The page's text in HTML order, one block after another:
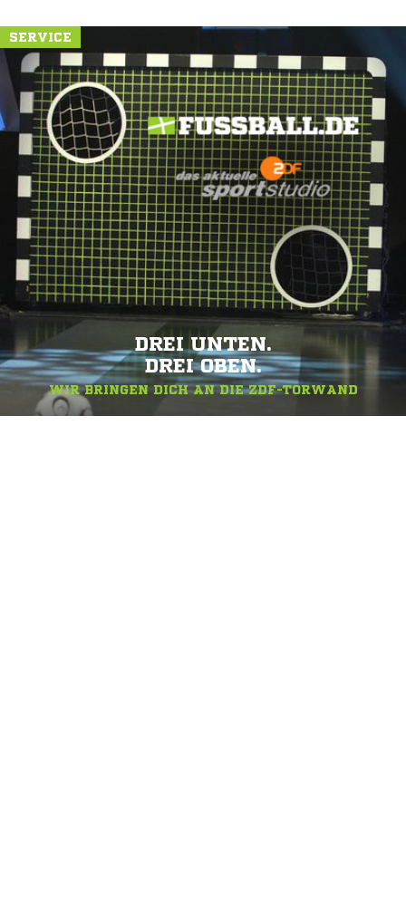
SERVICE
DREI UNTEN.
DREI OBEN.
WIR BRINGEN DICH AN DIE ZDF-TORWAND